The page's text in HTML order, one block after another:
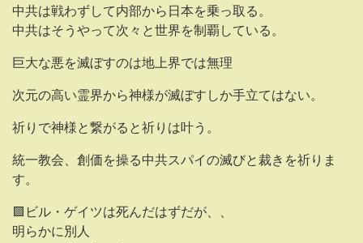
中共は戦わずして内部から日本を乗っ取る。
中共はそうやって次々と世界を制覇している。
巨大な悪を滅ぼすのは地上界では無理
次元の高い霊界から神様が滅ぼすしか手立てはない。
祈りで神様と繋がると祈りは叶う。
統一教会、創価を操る中共スパイの滅びと裁きを祈りま
す。
🟪ビル・ゲイツは死んだはずだが、、
明らかに別人